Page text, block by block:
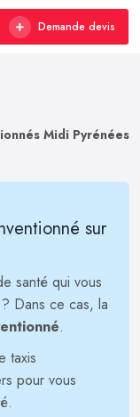
Demande devis
Midi Pyrénées
sur
santé qui vous
Dans ce cas, la
.
taxis
pour vous